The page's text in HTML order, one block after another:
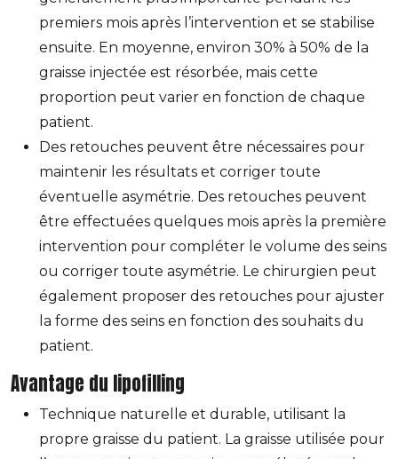
premiers mois après l’intervention et se stabilise
ensuite. En moyenne, environ 30% à 50% de la
graisse injectée est résorbée, mais cette
proportion peut varier en fonction de chaque
patient.
Des retouches peuvent être nécessaires pour
maintenir les résultats et corriger toute
éventuelle asymétrie. Des retouches peuvent
être effectuées quelques mois après la première
intervention pour compléter le volume des seins
ou corriger toute asymétrie. Le chirurgien peut
également proposer des retouches pour ajuster
la forme des seins en fonction des souhaits du
patient.
Avantage du lipofilling
Technique naturelle et durable, utilisant la
propre graisse du patient. La graisse utilisée pour